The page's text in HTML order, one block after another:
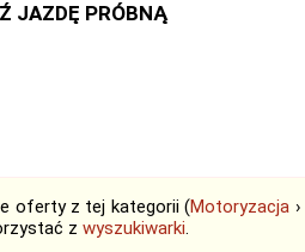
JAZDĘ PRÓBNĄ
oferty z tej kategorii (Motoryzacja ›
z wyszukiwarki.